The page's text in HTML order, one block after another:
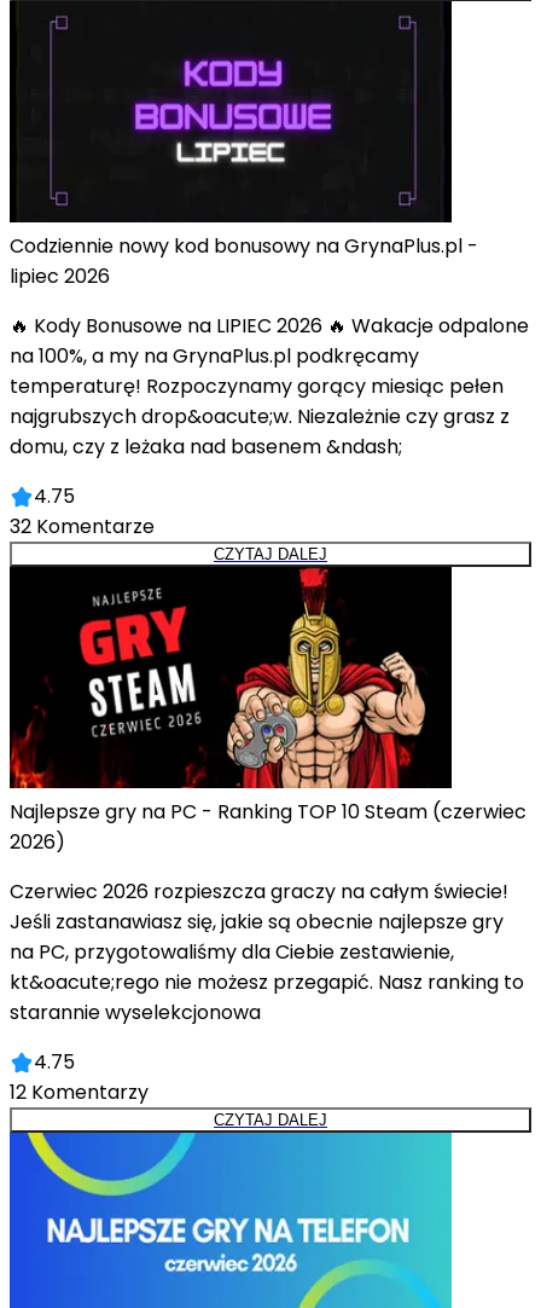
Codziennie nowy kod bonusowy na GrynaPlus.pl -
lipiec 2026
🔥 Kody Bonusowe na LIPIEC 2026 🔥 Wakacje odpalone
na 100%, a my na GrynaPlus.pl podkręcamy
temperaturę! Rozpoczynamy gorący miesiąc pełen
najgrubszych drop&oacute;w. Niezależnie czy grasz z
domu, czy z leżaka nad basenem &ndash;
4.75
32 Komentarze
CZYTAJ DALEJ
Najlepsze gry na PC - Ranking TOP 10 Steam (czerwiec
2026)
Czerwiec 2026 rozpieszcza graczy na całym świecie!
Jeśli zastanawiasz się, jakie są obecnie najlepsze gry
na PC, przygotowaliśmy dla Ciebie zestawienie,
kt&oacute;rego nie możesz przegapić. Nasz ranking to
starannie wyselekcjonowa
4.75
12 Komentarzy
CZYTAJ DALEJ